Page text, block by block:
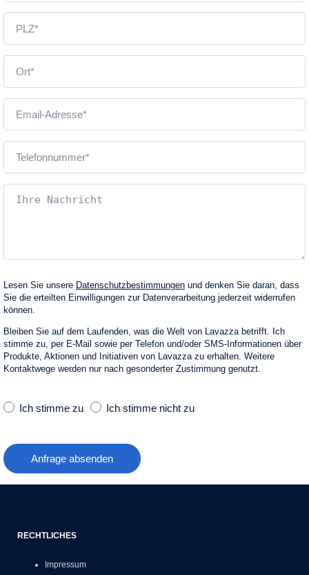
Lesen Sie unsere Datenschutzbestimmungen und denken Sie daran, dass
Sie die erteilten Einwilligungen zur Datenverarbeitung jederzeit widerrufen
können.
Bleiben Sie auf dem Laufenden, was die Welt von Lavazza betrifft. Ich
stimme zu, per E‑Mail sowie per Telefon und/oder SMS-Informationen über
Produkte, Aktionen und Initiativen von Lavazza zu erhalten. Weitere
Kontaktwege werden nur nach gesonderter Zustimmung genutzt.
Ich stimme zu Ich stimme nicht zu
Anfrage absenden
RECHTLICHES
Impressum